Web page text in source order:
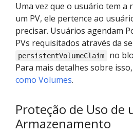
Uma vez que o usuário tem a
um PV, ele pertence ao
precisar. Usuários agendam
PVs requisitados através da
persistentVolumeClaim no
Para mais detalhes sobre
como Volumes.
Proteção de Uso de
Armazenamento